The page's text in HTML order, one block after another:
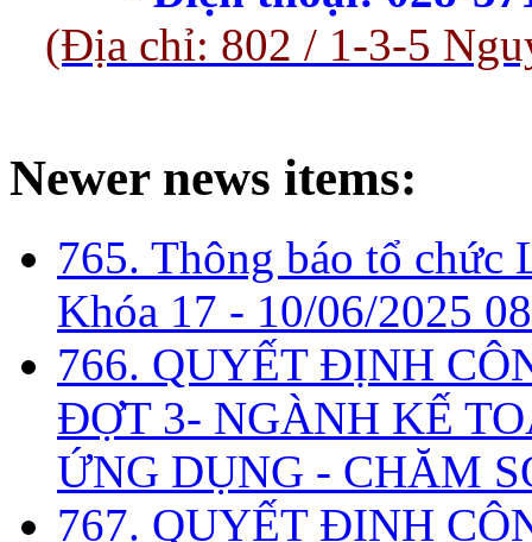
(Địa chỉ: 802 / 1-3-5
Newer news items:
765. Thông báo tổ chức
Khóa 17 - 10/06/2025
766. QUYẾT ĐỊNH
ĐỢT 3- NGÀNH KẾ
ỨNG DỤNG - CHĂM
767. QUYẾT ĐỊNH